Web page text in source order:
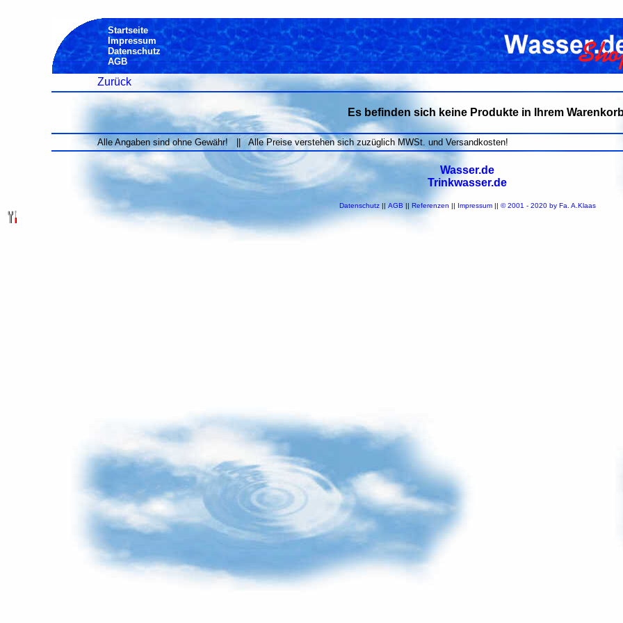
Startseite
Impressum
Datenschutz
AGB
Zurück
Es befinden sich keine Produkte in Ihrem
Alle Angaben sind ohne Gewähr! || Alle Preise verstehen sich zuzüglich MWSt. und Versandkosten!
Wasser.de
Trinkwasser.de
Datenschutz|| AGB || Referenzen || Impressum|| © 2001 - 2020 by Fa. A.Klaas